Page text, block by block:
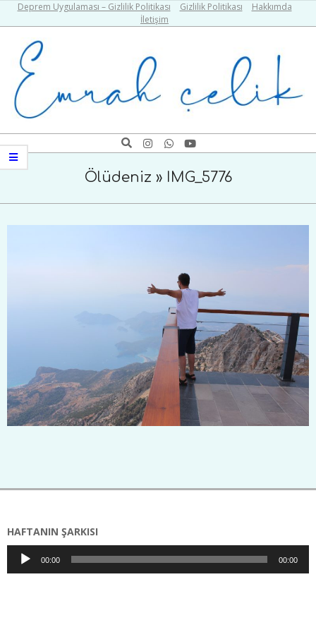
content
Deprem Uygulaması – Gizlilik Politikası Gizlilik Politikası
Hakkımda
İletişim
Emrah
Çelik
Search
Navigation
Ölüdeniz » IMG_5776
09-
HAFTANIN ŞARKISI
Ses
oynatıcı
00:00 00:00